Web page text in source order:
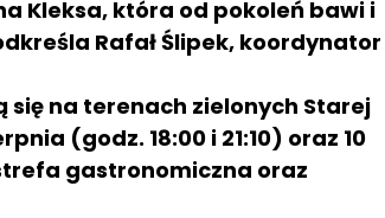
Kleksa, która od pokoleń bawi i
Rafał Ślipek, koordynator
się na terenach zielonych Starej
(godz. 18:00 i 21:10) oraz 10
gastronomiczna oraz